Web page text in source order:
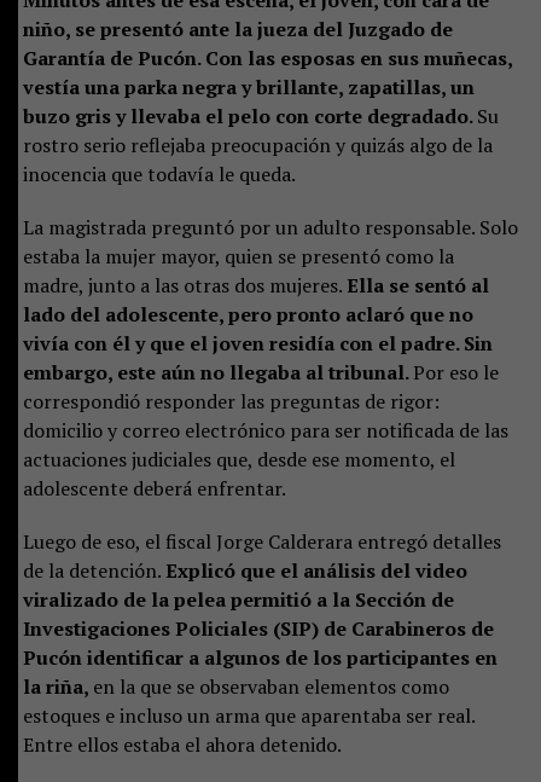
niño, se presentó ante la jueza del Juzgado de
Garantía de Pucón. Con las esposas en sus muñecas,
vestía una parka negra y brillante, zapatillas, un
buzo gris y llevaba el pelo con corte degradado.Su
rostro serio reflejaba preocupación y quizás algo de la
inocencia que todavía le queda.
La magistrada preguntó por un adulto responsable. Solo
estaba la mujer mayor, quien se presentó como la
madre, junto a las otras dos mujeres. Ella se sentó al
lado del adolescente, pero pronto aclaró que no
vivía con él y que el joven residía con el padre. Sin
embargo, este aún no llegaba al tribunal.Por eso le
correspondió responder las preguntas de rigor:
domicilio y correo electrónico para ser notificada de las
actuaciones judiciales que, desde ese momento, el
adolescente deberá enfrentar.
Luego de eso, el fiscal Jorge Calderara entregó detalles
de la detención. Explicó que el análisis del video
viralizado de la pelea permitió a la Sección de
Investigaciones Policiales (SIP) de Carabineros de
Pucón identificar a algunos de los participantes en
la riña, en la que se observaban elementos como
estoques e incluso un arma que aparentaba ser real.
Entre ellos estaba el ahora detenido.